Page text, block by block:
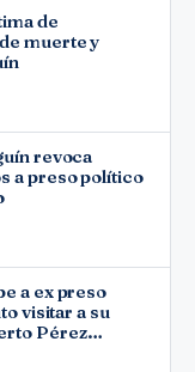
de
muerte y
revoca
a preso político
a ex preso
visitar a su
Pérez